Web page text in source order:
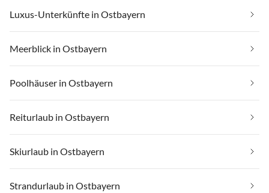
Luxus-Unterkünfte in Ostbayern
Meerblick in Ostbayern
Poolhäuser in Ostbayern
Reiturlaub in Ostbayern
Skiurlaub in Ostbayern
Strandurlaub in Ostbayern